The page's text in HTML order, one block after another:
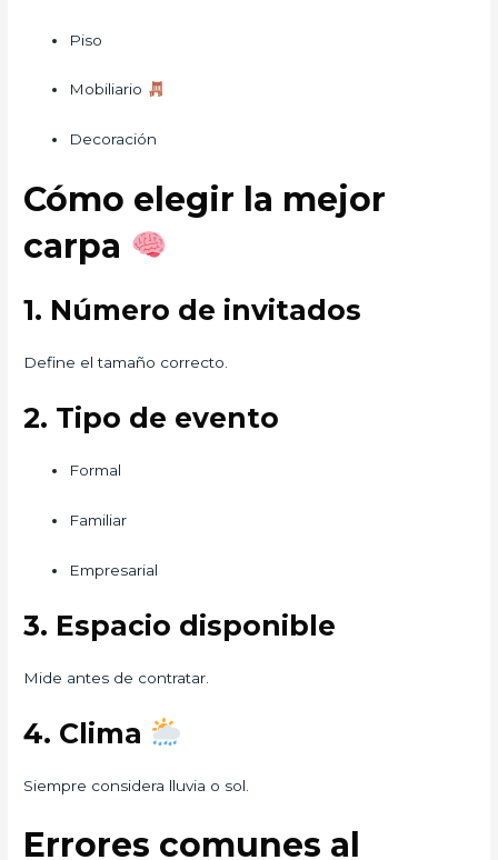
Piso
Mobiliario
Decoración
Cómo elegir la mejor
carpa
1. Número de invitados
Define el tamaño correcto.
2. Tipo de evento
Formal
Familiar
Empresarial
3. Espacio disponible
Mide antes de contratar.
4. Clima
Siempre considera lluvia o sol.
Errores comunes al